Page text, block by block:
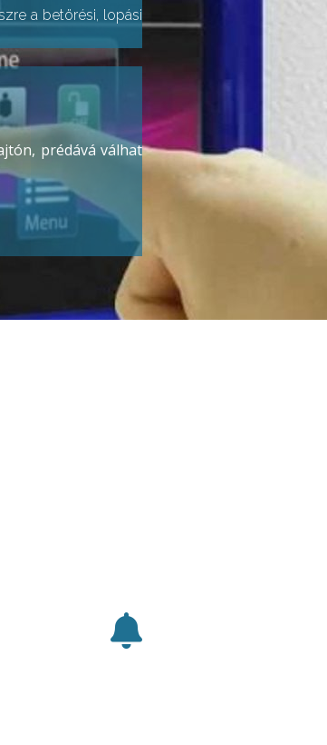
a betörési, lopási
prédává válhat